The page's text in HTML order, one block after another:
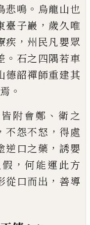
悲鳴 。 烏龍山也
臺子巖 ， 歲久唯
疾 ， 州民凡嬰眾
。 石之四隅若車
德韶禪師重建其
。
皆附會鄭 、衛之
，不怨不怒 ， 得處
逆口之藥 ， 誘嬰
，何能運此方
從口而出 ， 善導